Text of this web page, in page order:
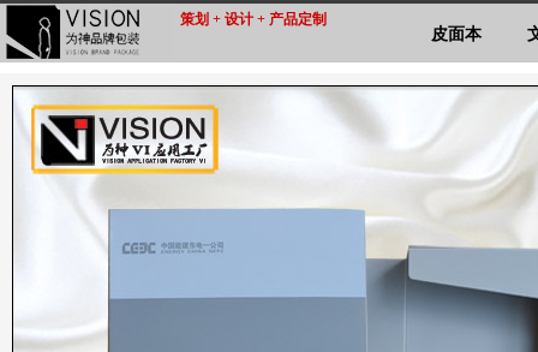
策划 + 设计 + 产品定制
皮面本